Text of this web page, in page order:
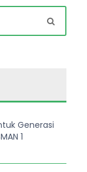
Generasi
1